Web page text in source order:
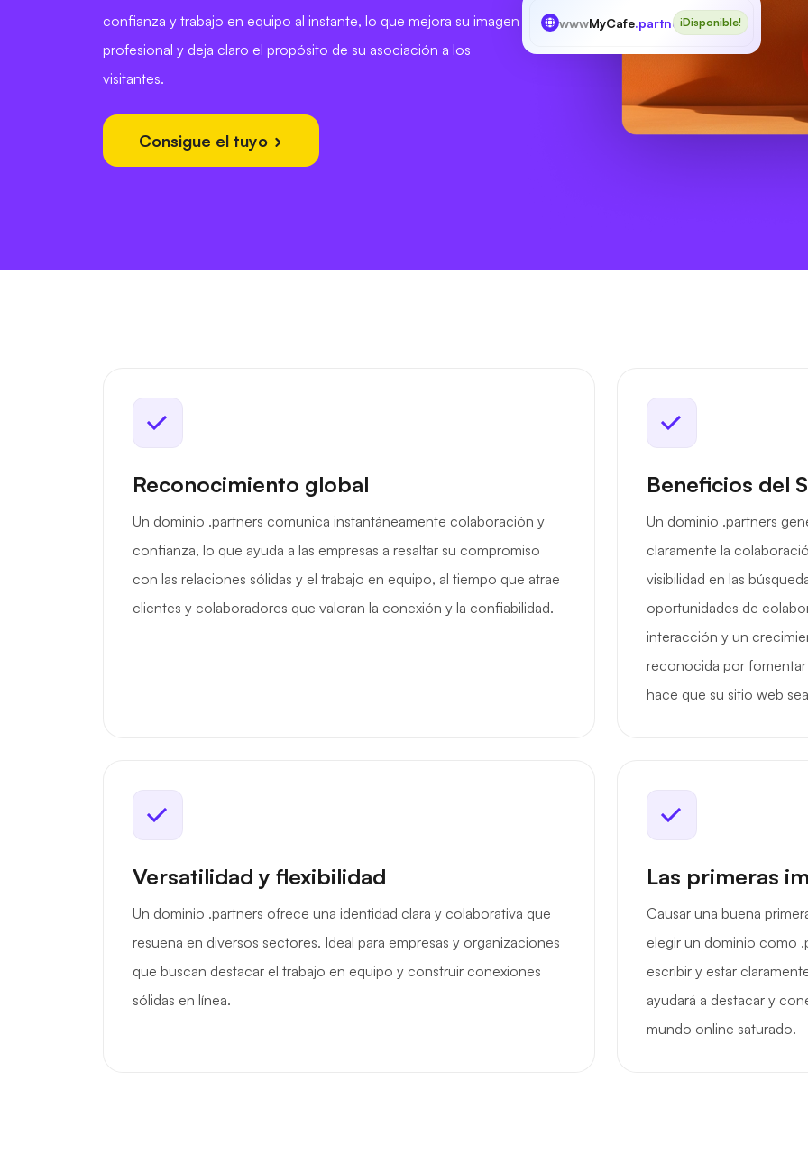
confianza y trabajo en equipo al instante, lo que mejora su imagen
profesional y deja claro el propósito de su asociación a los
visitantes.
Consigue el tuyo
wwwMyCafe.partners¡Disponible!
Reconocimiento global
Un dominio .partners comunica instantáneamente colaboración y
confianza, lo que ayuda a las empresas a resaltar su compromiso
con las relaciones sólidas y el trabajo en equipo, al tiempo que atrae
clientes y colaboradores que valoran la conexión y la confiabilidad.
Beneficios del
Un dominio .partners
claramente la
visibilidad en las
oportunidades de
interacción y un
reconocida por
hace que su sitio web
Versatilidad y flexibilidad
Un dominio .partners ofrece una identidad clara y colaborativa que
resuena en diversos sectores. Ideal para empresas y organizaciones
que buscan destacar el trabajo en equipo y construir conexiones
sólidas en línea.
Las primeras
Causar una buena
elegir un dominio como
escribir y estar
ayudará a destacar y
mundo online saturado.